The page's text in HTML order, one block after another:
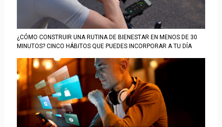
¿CÓMO CONSTRUIR UNA RUTINA DE BIENESTAR EN MENOS DE 30
MINUTOS? CINCO HÁBITOS QUE PUEDES INCORPORAR A TU DÍA